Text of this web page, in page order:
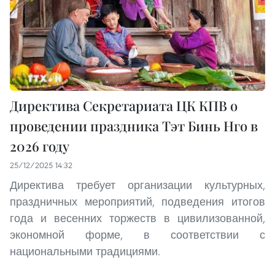
Директива Секретариата ЦК КПВ о
проведении праздника Тэт Бинь Нго в
2026 году
25/12/2025 14:32
Директива требует организации культурных,
праздничных мероприятий, подведения итогов
года и весенних торжеств в цивилизованной,
экономной форме, в соответствии с
национальными традициями.